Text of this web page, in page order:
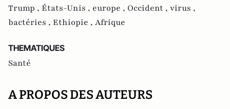
Trump , États-Unis , europe , Occident , virus ,
bactéries , Ethiopie , Afrique
THEMATIQUES
Santé
A PROPOS DES AUTEURS